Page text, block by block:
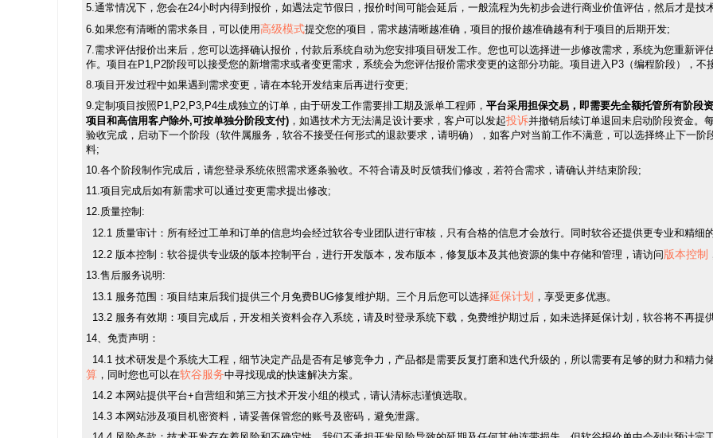
5.通常情况下，您会在24小时内得到报价，如遇法定节假日，报价时间可能会延后，一般流程为先初步会进行商业价值评估，然后才是技
6.如果您有清晰的需求条目，可以使用高级模式提交您的项目，需求越清晰越准确，项目的报价越准确越有利于项目的后期开发;
7.需求评估报价出来后，您可以选择确认报价，付款后系统自动为您安排项目研发工作。您也可以选择进一步修改需求，系统为您重新
作。项目在P1,P2阶段可以接受您的新增需求或者变更需求，系统会为您评估报价需求变更的这部分功能。项目进入P3（编程阶段），不
8.项目开发过程中如果遇到需求变更，请在本轮开发结束后再进行变更;
9.定制项目按照P1,P2,P3,P4生成独立的订单，由于研发工作需要排工期及派单工程师， 平台采用担保交易，即需要先全额托管所有阶段
项目和高信用客户除外,可按单独分阶段支付) ，如遇技术方无法满足设计要求，客户可以发起投诉并撤销后续订单退回未启动阶段资金。
验收完成，启动下一个阶段（软件属服务，软谷不接受任何形式的退款要求，请明确），如客户对当前工作不满意，可以选择终止下一
料;
10.各个阶段制作完成后，请您登录系统依照需求逐条验收。不符合请及时反馈我们修改，若符合需求，请确认并结束阶段;
11.项目完成后如有新需求可以通过变更需求提出修改;
12.质量控制:
12.1 质量审计：所有经过工单和订单的信息均会经过软谷专业团队进行审核，只有合格的信息才会放行。同时软谷还提供更专业和精细
12.2 版本控制：软谷提供专业级的版本控制平台，进行开发版本，发布版本，修复版本及其他资源的集中存储和管理，请访问 版本控制
13.售后服务说明:
13.1 服务范围：项目结束后我们提供三个月免费BUG修复维护期。三个月后您可以选择延保计划 ，享受更多优惠。
13.2 服务有效期：项目完成后，开发相关资料会存入系统，请及时登录系统下载，免费维护期过后，如未选择延保计划，软谷将不再提
14、免责声明：
14.1 技术研发是个系统大工程，细节决定产品是否有足够竞争力，产品都是需要反复打磨和迭代升级的，所以需要有足够的财力和精力
算 ，同时您也可以在软谷服务中寻找现成的快速解决方案。
14.2 本网站提供平台+自营组和第三方技术开发小组的模式，请认清标志谨慎选取。
14.3 本网站涉及项目机密资料，请妥善保管您的账号及密码，避免泄露。